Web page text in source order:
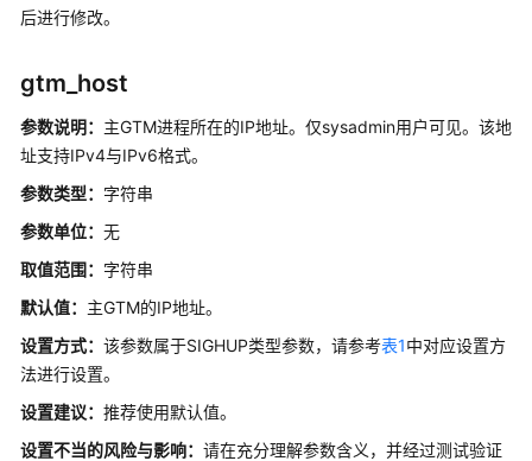
开
程
SQL
优
指
SQL
考
最
佳
后进行修改。
gtm_host
参数说明： 主GTM进程所在的IP地址。仅sysadmin用户可见。 该地
址支持IPv4与IPv6格式。
参数类型： 字符串
参数单位： 无
取值范围： 字符串
默认值： 主GTM的IP地址。
设置方式： 该参数属于SIGHUP类型参数，请参考表1中对应设置方
法进行设置。
设置建议： 推荐使用默认值。
设置不当的风险与影响： 请在充分理解参数含义，并经过测试验证